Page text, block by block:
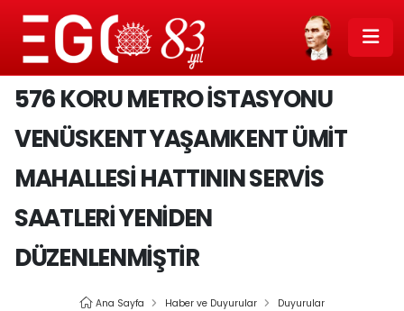
576 KORU METRO İSTASYONU
VENÜSKENT YAŞAMKENT ÜMIT
MAHALLESI HATTININ SERVIS
SAATLERI YENIDEN
DÜZENLENMIŞTIR
Ana Sayfa Haber ve Duyurular Duyurular